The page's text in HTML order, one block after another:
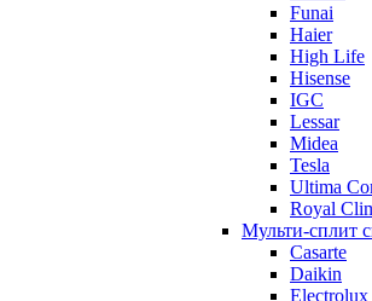
Funai
Haier
High Life
Hisense
IGC
Lessar
Midea
Tesla
Ultima
Royal
Мульти-сплит
Casarte
Daikin
Electrolux